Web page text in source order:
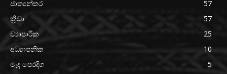
ජාත්‍යන්තර
57
ක්‍රීඩා
57
ව්‍යාපාරික
25
අධ්‍යාපනික
10
මැද පෙරදිග
5